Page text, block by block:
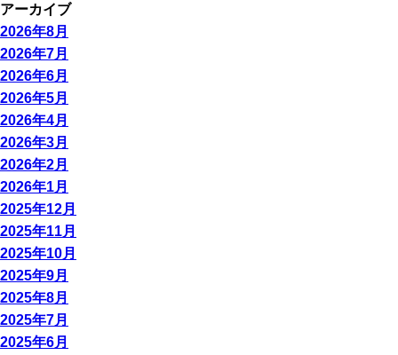
アーカイブ
2026年8月
2026年7月
2026年6月
2026年5月
2026年4月
2026年3月
2026年2月
2026年1月
2025年12月
2025年11月
2025年10月
2025年9月
2025年8月
2025年7月
2025年6月